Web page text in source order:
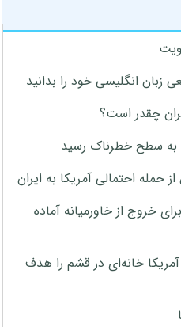
انگلیسی خود را بدانید
به سطح خطرناک رسید
احتمالی آمریکا به ایران
خروج از خاورمیانه آماده
بمب ۲۰۰۰ پوندی آمریکا خانه‌ای در قشم را هدف